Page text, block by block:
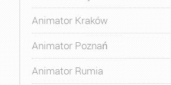
Animator Kraków
Animator Poznań
Animator Rumia